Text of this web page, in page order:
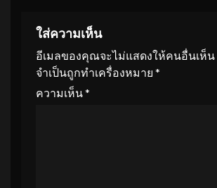
ใส่ความเห็น
อีเมลของคุณจะไม่แสดงให้คนอื่นเห็น
จำเป็นถูกทำเครื่องหมาย *
ความเห็น*